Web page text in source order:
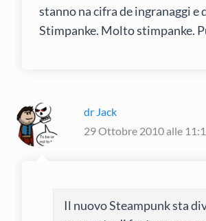
stanno na cifra de ingranaggi e
Stimpanke. Molto stimpanke.
dr Jack
29 Ottobre 2010 alle
Il nuovo Steampunk sta